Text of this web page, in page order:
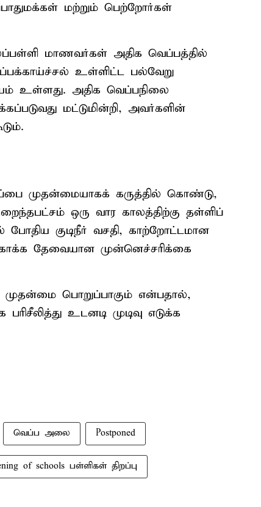
மற்றும் பெற்றோர்கள்
மாணவர்கள் அதிக வெப்பத்தில்
உள்ளிட்ட பல்வேறு
உள்ளது. அதிக வெப்பநிலை
மட்டுமின்றி, அவர்களின்
முதன்மையாகக் கருத்தில் கொண்டு,
ஒரு வார காலத்திற்கு தள்ளிப்
குடிநீர் வசதி, காற்றோட்டமான
தேவையான முன்னெச்சரிக்கை
பொறுப்பாகும் என்பதால்,
உடனடி முடிவு எடுக்க
வெப்ப அலை Postponed
of schools பள்ளிகள் திறப்பு